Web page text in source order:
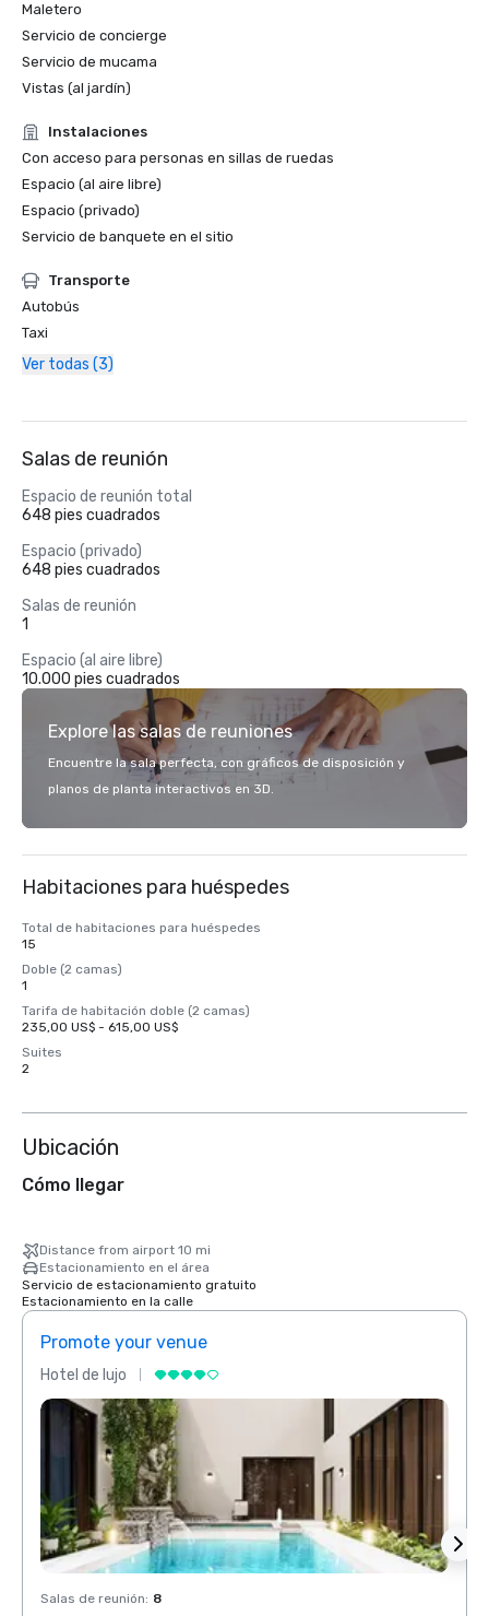
Maletero
Servicio de concierge
Servicio de mucama
Vistas (al jardín)
Instalaciones
Con acceso para personas en sillas de ruedas
Espacio (al aire libre)
Espacio (privado)
Servicio de banquete en el sitio
Transporte
Autobús
Taxi
Ver todas (3)
Salas de reunión
Espacio de reunión total
648 pies cuadrados
Espacio (privado)
648 pies cuadrados
Salas de reunión
1
Espacio (al aire libre)
10.000 pies cuadrados
Explore las salas de reuniones
Encuentre la sala perfecta, con gráficos de disposición y
planos de planta interactivos en 3D.
Habitaciones para huéspedes
Total de habitaciones para huéspedes
15
Doble (2 camas)
1
Tarifa de habitación doble (2 camas)
235,00 US$ - 615,00 US$
Suites
2
Ubicación
Cómo llegar
Distance from airport 10 mi
Estacionamiento en el área
Servicio de estacionamiento gratuito
Estacionamiento en la calle
Promote your venue
Hotel de lujo
Salas de reunión: 8